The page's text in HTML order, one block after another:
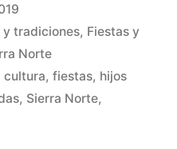
y tradiciones, Fiestas y
Norte
cultura, fiestas, hijos
, Sierra Norte,